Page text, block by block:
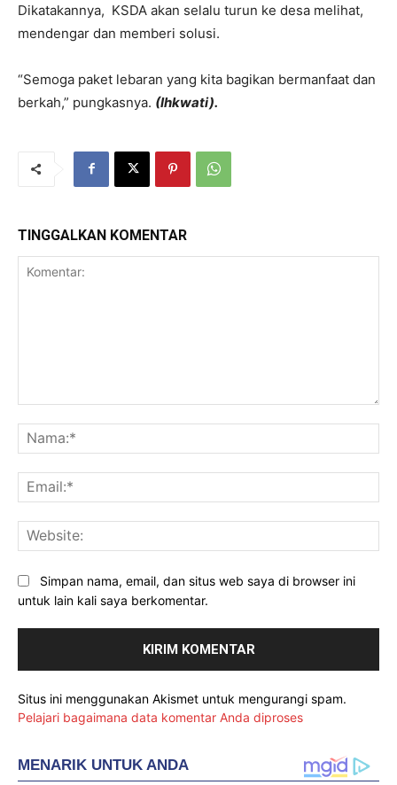
Dikatakannya, KSDA akan selalu turun ke desa melihat,
mendengar dan memberi solusi.
“Semoga paket lebaran yang kita bagikan bermanfaat dan
berkah,” pungkasnya. (Ihkwati).
TINGGALKAN KOMENTAR
Simpan nama, email, dan situs web saya di browser ini
untuk lain kali saya berkomentar.
Situs ini menggunakan Akismet untuk mengurangi spam.
Pelajari bagaimana data komentar Anda diproses